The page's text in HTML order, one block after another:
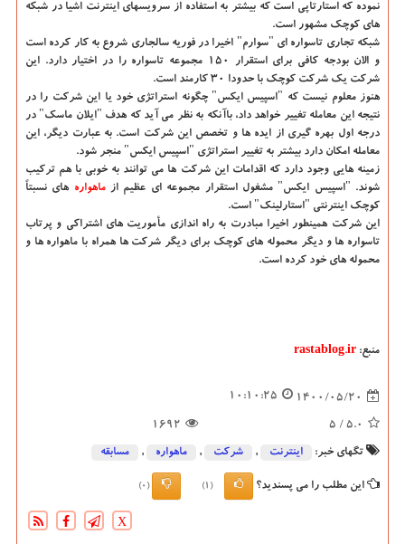
نموده که استارتاپی است که بیشتر به استفاده از سرویسهای اینترنت اشیا در شبکه
های کوچک مشهور است.
شبکه تجاری تاسواره ای "سوارم" اخیرا در فوریه سالجاری شروع به کار کرده است
و الان بودجه کافی برای استقرار ۱۵۰ مجموعه تاسواره را در اختیار دارد. این
شرکت یک شرکت کوچک با حدودا ۳۰ کارمند است.
هنوز معلوم نیست که "اسپیس ایکس" چگونه استراتژی خود یا این شرکت را در
نتیجه این معامله تغییر خواهد داد، باآنکه به نظر می آید که هدف "ایلان ماسک" در
درجه اول بهره گیری از ایده ها و تخصص این شرکت است. به عبارت دیگر، این
معامله امکان دارد بیشتر به تغییر استراتژی "اسپیس ایکس" منجر شود.
زمینه هایی وجود دارد که اقدامات این شرکت ها می توانند به خوبی با هم ترکیب
شوند. "اسپیس ایکس" مشغول استقرار مجموعه ای عظیم ازماهواره های نسبتاً
کوچک اینترنتی "استارلینک" است.
این شرکت همینطور اخیرا مبادرت به راه اندازی مأموریت های اشتراکی و پرتاب
تاسواره ها و دیگر محموله های کوچک برای دیگر شرکت ها همراه با ماهواره ها و
محموله های خود کرده است.
منبع: rastablog.ir
1400/05/20
10:10:25
5.0
/ 5
1692
تگهای خبر: اینترنت , شركت , ماهواره , مسابقه
این مطلب را می پسندید؟ (1)
(0)
X